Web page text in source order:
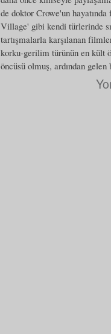
de doktor Crowe'un hayatında
Village' gibi kendi türlerinde
tartışmalarla karşılanan
korku-gerilim türünün en kült
öncüsü olmuş, ardından